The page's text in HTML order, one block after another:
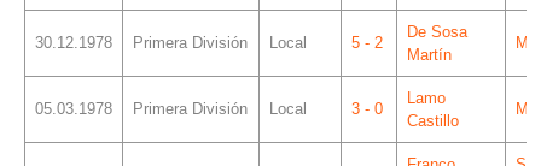
30.12.1978 Primera División Local 5 - 2
De Sosa
Martín
05.03.1978 Primera División Local 3 - 0
Lamo
Castillo